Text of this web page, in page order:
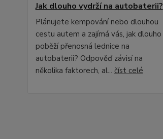
Jak dlouho vydrží na autobaterii?
Plánujete kempování nebo dlouhou
cestu autem a zajímá vás, jak dlouho
poběží přenosná lednice na
autobaterii? Odpověď závisí na
několika faktorech, al... číst celé